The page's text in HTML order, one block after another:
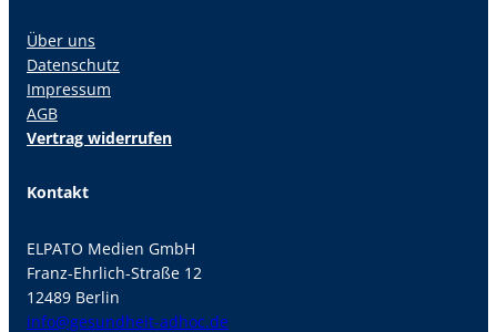
Über uns
Datenschutz
Impressum
AGB
Vertrag widerrufen
Kontakt
ELPATO Medien GmbH
Franz-Ehrlich-Straße 12
12489 Berlin
info@gesundheit-adhoc.de